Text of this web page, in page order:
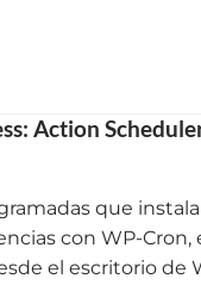
Action
que
con WP-Cron,
el escritorio de